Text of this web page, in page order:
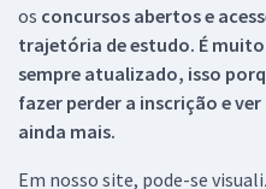
os concursos abertos e
trajetória de estudo. É
sempre atualizado, isso
fazer perder a inscrição e
ainda mais.
Em nosso site, pode-se